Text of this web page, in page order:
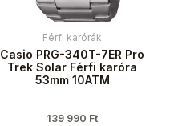
Férfi karórák
Casio PRG-340T-7ER Pro
Trek Solar Férfi karóra
53mm 10ATM
139 990 Ft